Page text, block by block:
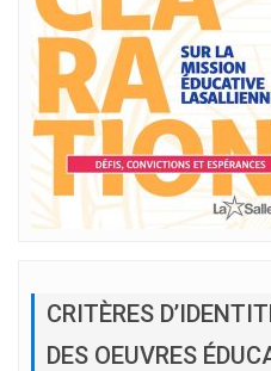
CRITÈRES
DES OEUVRES